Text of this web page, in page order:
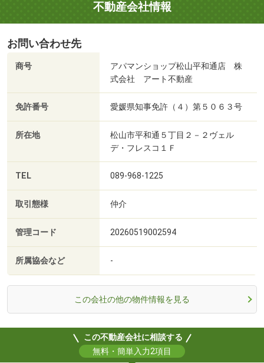
不動産会社情報
お問い合わせ先
商号
アパマンショップ松山平和通店 株
式会社 アート不動産
免許番号 愛媛県知事免許（４）第５０６３号
所在地
松山市平和通５丁目２－２ヴェル
デ・フレスコ１Ｆ
TEL 089-968-1225
取引態様 仲介
管理コード 20260519002594
所属協会など -
この会社の他の物件情報を見る
この不動産会社に相談する
無料・簡単入力2項目